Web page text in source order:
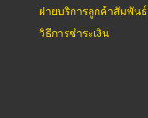
ฝ่ายบริการลูกค้าสัมพันธ์
วิธีการชำระเงิน